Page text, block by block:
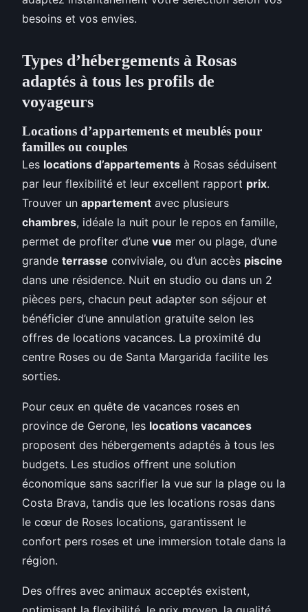
besoins et vos envies.
Types d’hébergements à Rosas
adaptés à tous les profils de
voyageurs
Locations d’appartements et meublés pour
familles ou couples
Les locations d’appartements à Rosas séduisent
par leur flexibilité et leur excellent rapport prix.
Trouver un appartement avec plusieurs
chambres, idéale la nuit pour le repos en famille,
permet de profiter d’une vue mer ou plage, d’une
grande terrasse conviviale, ou d’un accès piscine
dans une résidence. Nuit en studio ou dans un 2
pièces pers, chacun peut adapter son séjour et
bénéficier d’une annulation gratuite selon les
offres de locations vacances. La proximité du
centre Roses ou de Santa Margarida facilite les
sorties.
Pour ceux en quête de vacances roses en
province de Gerone, les locations vacances
proposent des hébergements adaptés à tous les
budgets. Les studios offrent une solution
économique sans sacrifier la vue sur la plage ou la
Costa Brava, tandis que les locations rosas dans
le cœur de Roses locations, garantissent le
confort pers roses et une immersion totale dans la
région.
Des offres avec animaux acceptés existent,